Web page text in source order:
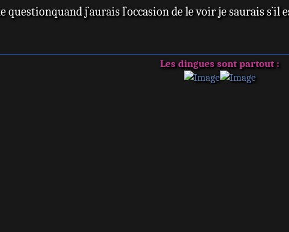
j`aurais l`occasion de le voir je saurais s`il
Les dingues sont partout :